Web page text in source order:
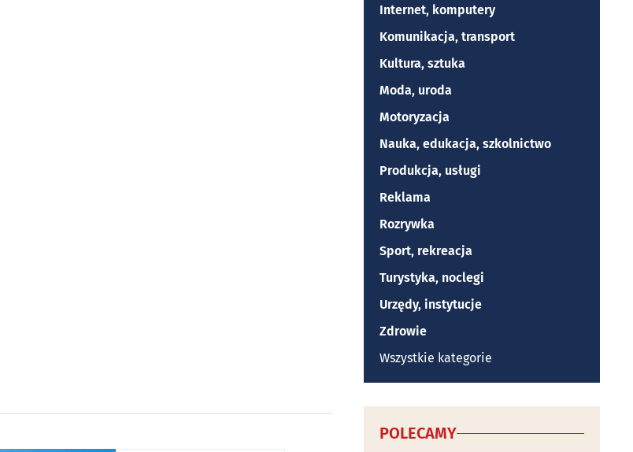
Internet, komputery
Komunikacja, transport
Kultura, sztuka
Moda, uroda
Motoryzacja
Nauka, edukacja, szkolnictwo
Produkcja, usługi
Reklama
Rozrywka
Sport, rekreacja
Turystyka, noclegi
Urzędy, instytucje
Zdrowie
Wszystkie kategorie
POLECAMY